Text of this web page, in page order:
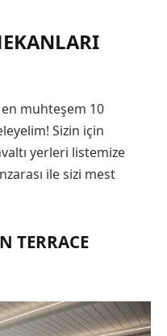
en muhteşem 10
Sizin için
yerleri listemize
ile sizi mest
TERRACE